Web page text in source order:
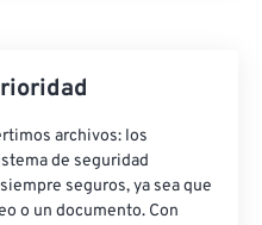
archivos: los
de seguridad
seguros, ya sea que
o un documento. Con